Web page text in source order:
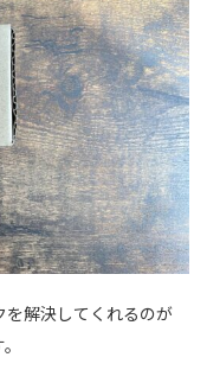
を解決してくれるのが